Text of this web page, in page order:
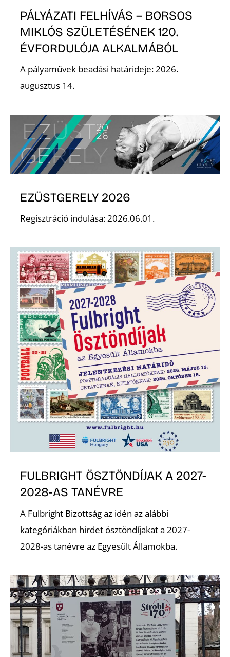
PÁLYÁZATI FELHÍVÁS – BORSOS
MIKLÓS SZÜLETÉSÉNEK 120.
ÉVFORDULÓJA ALKALMÁBÓL
A pályaművek beadási határideje: 2026.
augusztus 14.
EZÜSTGERELY 2026
Regisztráció indulása: 2026.06.01.
FULBRIGHT ÖSZTÖNDÍJAK A 2027-
2028-AS TANÉVRE
A Fulbright Bizottság az idén az alábbi
kategóriákban hirdet ösztöndíjakat a 2027-
2028-as tanévre az Egyesült Államokba.